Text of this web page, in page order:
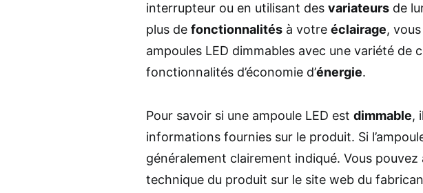
interrupteur ou en utilisant des variateurs de
plus de fonctionnalités à votre éclairage,
ampoules LED dimmables avec une variété de
fonctionnalités d’économie d’énergie.
Pour savoir si une ampoule LED est dimmable,
informations fournies sur le produit. Si
généralement clairement indiqué. Vous
technique du produit sur le site web du